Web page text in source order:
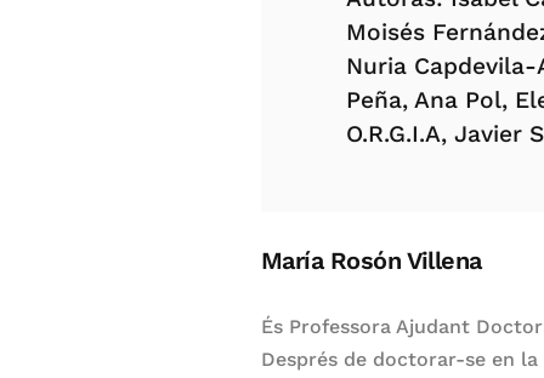
Moisés
Nuria
Peña, Ana Pol,
O.R.G.I.A, Javier
María Rosón Villena
És Professora Ajudant
Després de doctorar-se en